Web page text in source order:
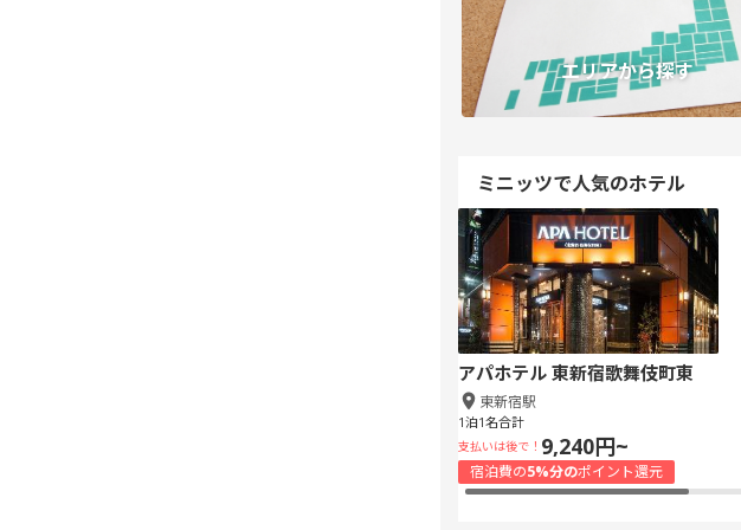
エリアから探す
ミニッツで人気のホテル
アパホテル 東新宿歌舞伎町東
東新宿駅
1泊1名合計
支払いは後で！ 9,240円~
宿泊費の5%分のポイント還元